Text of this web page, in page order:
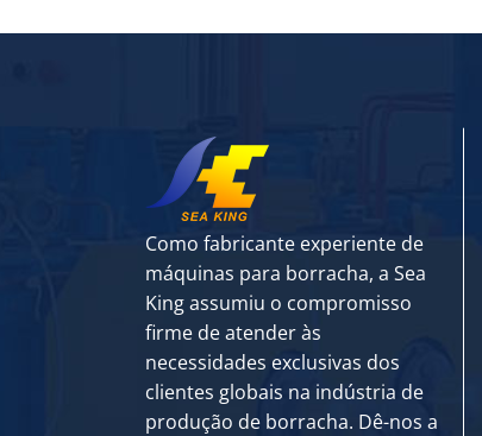
Como fabricante experiente de
máquinas para borracha, a Sea
King assumiu o compromisso
firme de atender às
necessidades exclusivas dos
clientes globais na indústria de
produção de borracha. Dê-nos a